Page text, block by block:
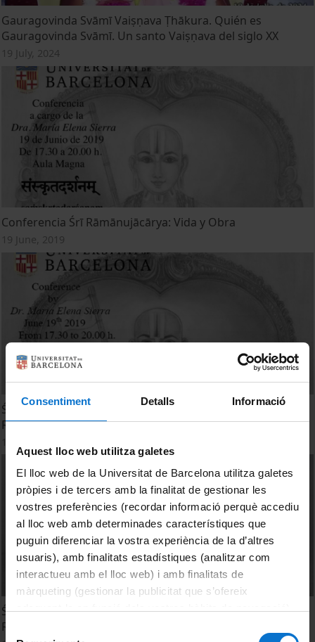
Consentiment Detalls Informació
Aquest lloc web utilitza galetes
El lloc web de la Universitat de Barcelona utilitza galetes
pròpies i de tercers amb la finalitat de gestionar les
vostres preferències (recordar informació perquè accediu
al lloc web amb determinades característiques que
puguin diferenciar la vostra experiència de la d’altres
usuaris), amb finalitats estadístiques (analitzar com
interactueu amb el lloc web) i amb finalitats de
màrqueting (gestionar la publicitat que s’ofereix
Selecció
Gauragovinda Svāmī Vaiṣṇava Ṭhākura. Quién es
Gauragovinda Svāmī. Un santo Vaiṣṇava del siglo XX
19 July, 2024
Conferencia Śrī Rāmānujācārya: Vida y Obra
19 June, 2019
Śrī Rāmānujācārya Sahasrābdi Thousand years of Śrī
Rāmānujācārya. Life and work in 73 images.
Śrī Rāmānujācārya Sahasrābdi Mil anys de Śrī
Rāmānujācārya. Vida i Obra en 73 imatges